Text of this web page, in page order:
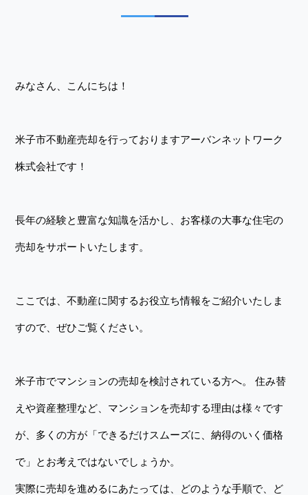
みなさん、こんにちは！
米子市不動産売却を行っておりますアーバンネットワーク
株式会社です！
長年の経験と豊富な知識を活かし、お客様の大事な住宅の
売却をサポートいたします。
ここでは、不動産に関するお役立ち情報をご紹介いたしま
すので、ぜひご覧ください。
米子市でマンションの売却を検討されている方へ。 住み替
えや資産整理など、マンションを売却する理由は様々です
が、多くの方が「できるだけスムーズに、納得のいく価格
で」とお考えではないでしょうか。
実際に売却を進めるにあたっては、どのような手順で、ど